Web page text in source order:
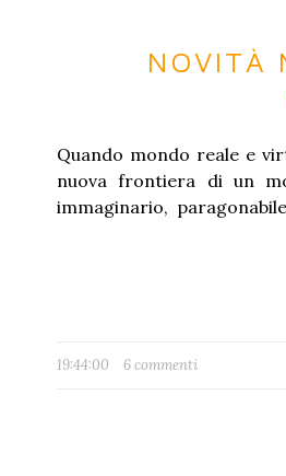
NOVITÀ
Quando mondo reale e
nuova frontiera di un
immaginario,
19:44:00 6 commenti